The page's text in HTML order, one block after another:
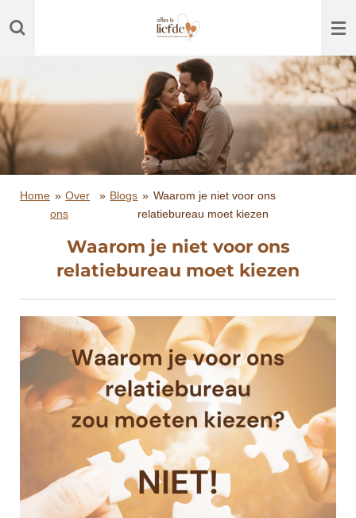
direct
hoofdinhoud
Home » Over
ons
» Blogs » Waarom je niet voor ons
relatiebureau moet kiezen
Waarom je niet voor ons
relatiebureau moet kiezen